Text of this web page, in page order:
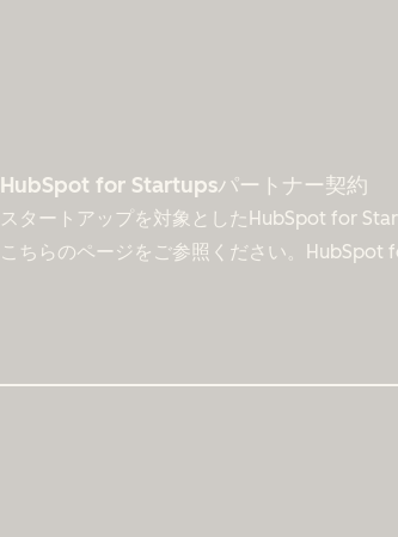
HubSpot for Startupsパートナー契約
スタートアップを対象としたHubSpot for
こちらのページをご参照ください。HubSpot